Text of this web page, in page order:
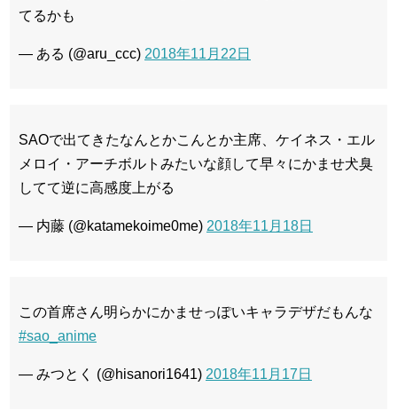
てるかも
— ある (@aru_ccc) 2018年11月22日
SAOで出てきたなんとかこんとか主席、ケイネス・エル
メロイ・アーチボルトみたいな顔して早々にかませ犬臭
してて逆に高感度上がる
— 内藤 (@katamekoime0me) 2018年11月18日
この首席さん明らかにかませっぽいキャラデザだもんな
#sao_anime
— みつとく (@hisanori1641) 2018年11月17日